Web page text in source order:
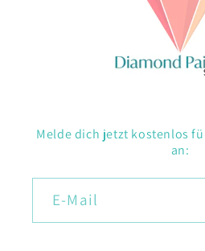
Melde dich jetzt kostenlos
an:
E-Mail